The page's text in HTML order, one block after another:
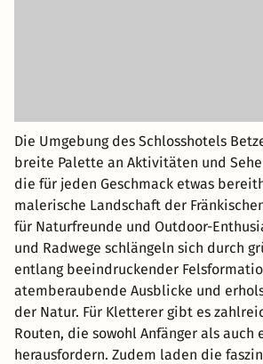
Die Umgebung des Schlosshotels
breite Palette an Aktivitäten und
die für jeden Geschmack etwas
malerische Landschaft der
für Naturfreunde und Outdoor-
und Radwege schlängeln sich durch
entlang beeindruckender
atemberaubende Ausblicke und
der Natur. Für Kletterer gibt es
Routen, die sowohl Anfänger als
herausfordern. Zudem laden die